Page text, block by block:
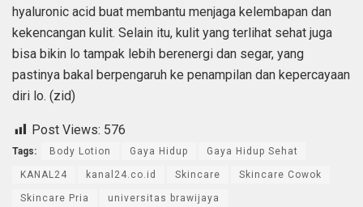
hyaluronic acid buat membantu menjaga kelembapan dan
kekencangan kulit. Selain itu, kulit yang terlihat sehat juga
bisa bikin lo tampak lebih berenergi dan segar, yang
pastinya bakal berpengaruh ke penampilan dan kepercayaan
diri lo. (zid)
Post Views: 576
Tags: Body Lotion Gaya Hidup Gaya Hidup Sehat
KANAL24 kanal24.co.id Skincare Skincare Cowok
Skincare Pria universitas brawijaya